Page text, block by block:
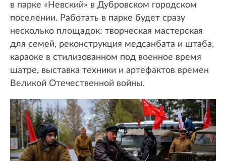
в парке «Невский» в Дубровском городском
поселении. Работать в парке будет сразу
несколько площадок: творческая мастерская
для семей, реконструкция медсанбата и штаба,
караоке в стилизованном под военное время
шатре, выставка техники и артефактов времен
Великой Отечественной войны.